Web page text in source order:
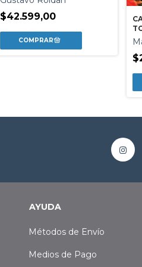
$42.599,00
AYUDA
Métodos de Envío
Medios de Pago